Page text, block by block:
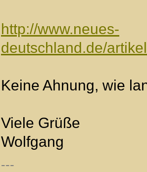
http://www.neues-
deutschland.de/
Keine Ahnung, wie
Viele Grüße
Wolfgang
---